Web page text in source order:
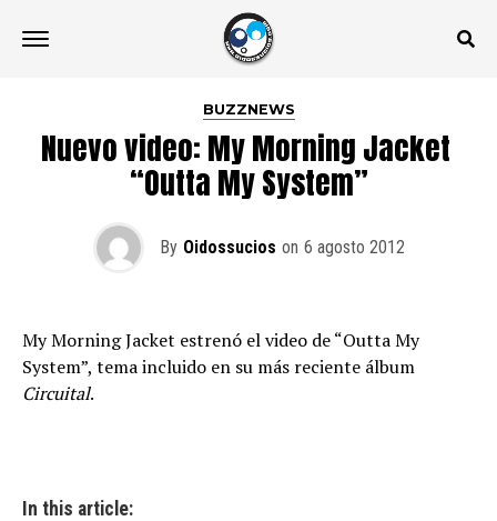
BUZZNEWS
Nuevo video: My Morning Jacket 
“Outta My System”
By Oidossucios on 6 agosto 2012
My Morning Jacket estrenó el video de “Outta My
System”, tema incluido en su más reciente álbum
Circuital.
In this article: